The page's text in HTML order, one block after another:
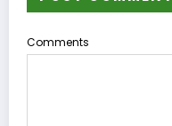
Comments